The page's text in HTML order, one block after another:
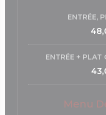
ENTRÉE,
ENTRÉE + PLAT
Menu